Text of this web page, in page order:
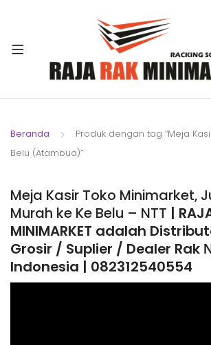
Beranda
Produk dengan tag “Meja
Belu (Atambua)”
Meja Kasir Toko Minimarket,
Murah ke Ke Belu – NTT |
MINIMARKET adalah
Grosir / Suplier / Dealer Rak
Indonesia | 082312540554